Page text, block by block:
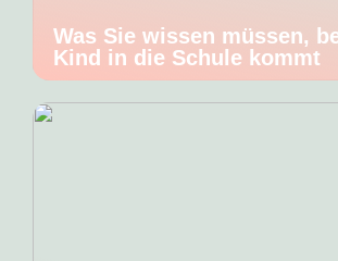
Was Sie wissen müssen,
Kind in die Schule kommt